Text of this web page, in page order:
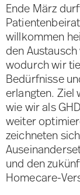
Ende März
willkommen
den
wodurch wir
Bedürfnisse
erlangten. Ziel
wie wir als
weiter
zeichneten
und den
Homecare-